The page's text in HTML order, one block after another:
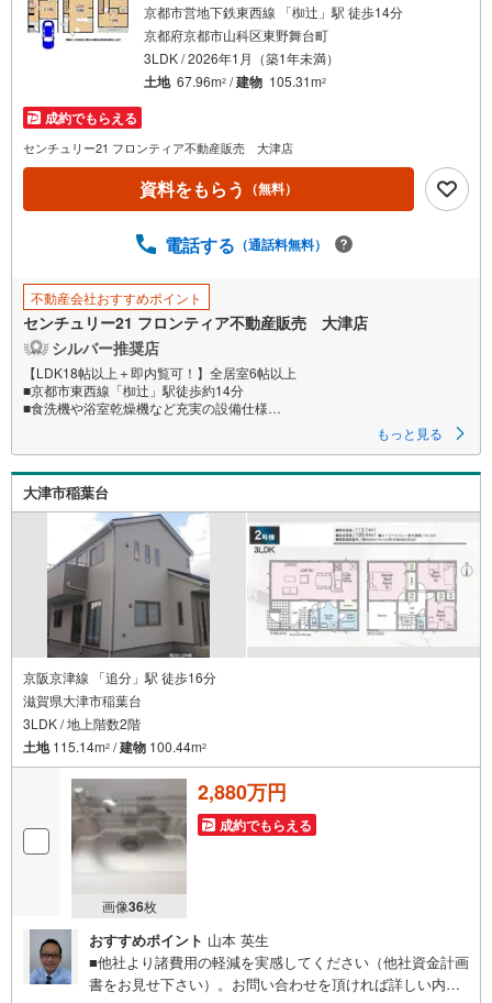
京都市営地下鉄東西線 「椥辻」駅 徒歩14分
京都府京都市山科区東野舞台町
3LDK / 2026年1月（築1年未満）
土地 67.96m2 /建物 105.31m2
成約でもらえる
センチュリー21 フロンティア不動産販売 大津店
資料をもらう （無料）
電話する （通話料無料）
不動産会社おすすめポイント
センチュリー21 フロンティア不動産販売 大津店
シルバー推奨店
【LDK18帖以上＋即内覧可！】全居室6帖以上
■京都市東西線「椥辻」駅徒歩約14分
■食洗機や浴室乾燥機など充実の設備仕様
特徴
・愛車を守るガレージ付きの3階建住宅
・全居室にクローゼットを完備した収納豊富な設計
・スーパーハッピーテラダまで徒歩約7分でお買い物にも便利です
・京都市立山階南小学校まで徒歩約7分
・京都市立山科中学校まで徒歩約11分
弊社が選ばれる理由
1.お金の扱い方のプロ、ファイナンシャルプランナーが資金計画をサポー
ト！
2.買い替えなどにも対応できる売却専門チームあり！
3.たくさんの銀行と繋がりがあるため、最も低金利になるように審査が可
能！
4.物件のお引渡し後に必要になったお家のリフォームも弊社のリフォームプ
ランナーがご提案！
5.定期的にご連絡を繋ぎ、有事の際に迅速にサポートいたします
弊社は専門家同士が連携をとっているため、より多くの知見がございます
お気軽にお問合せください！
もっと見る
大津市稲葉台
京阪京津線 「追分」駅 徒歩16分
滋賀県大津市稲葉台
3LDK / 地上階数2階
土地115.14m2 /建物 100.44m2
画像36枚
2,880万円
成約でもらえる
おすすめポイント 山本 英生
■他社より諸費用の軽減を実感してください（他社資金計画
書をお見せ下さい）。お問い合わせを頂ければ詳しい内容